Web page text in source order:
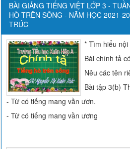
BÀI GIẢNG TIẾNG VIỆT LỚP 3 -
HÒ TRÊN SÔNG - NĂM HỌC 2021-
TRÚC
* Tìm hiểu
Bài chính tả
Nêu các tên
Bài tập 3(b)
- Từ có tiếng mang vần ươn.
- Từ có tiếng mang vần ương